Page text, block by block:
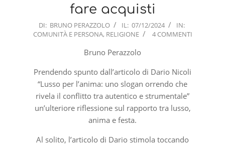
fare acquisti
2024-
12-
DI: BRUNO PERAZZOLO IL: 07/12/2024
IN:
COMUNITÀ E PERSONA, RELIGIONE 4 COMMENTI
Bruno Perazzolo
Prendendo spunto dall’articolo di Dario Nicoli
“Lusso per l’anima: uno slogan orrendo che
rivela il conflitto tra autentico e strumentale”
un’ulteriore riflessione sul rapporto tra lusso,
anima e festa.
Al solito, l’articolo di Dario stimola toccando